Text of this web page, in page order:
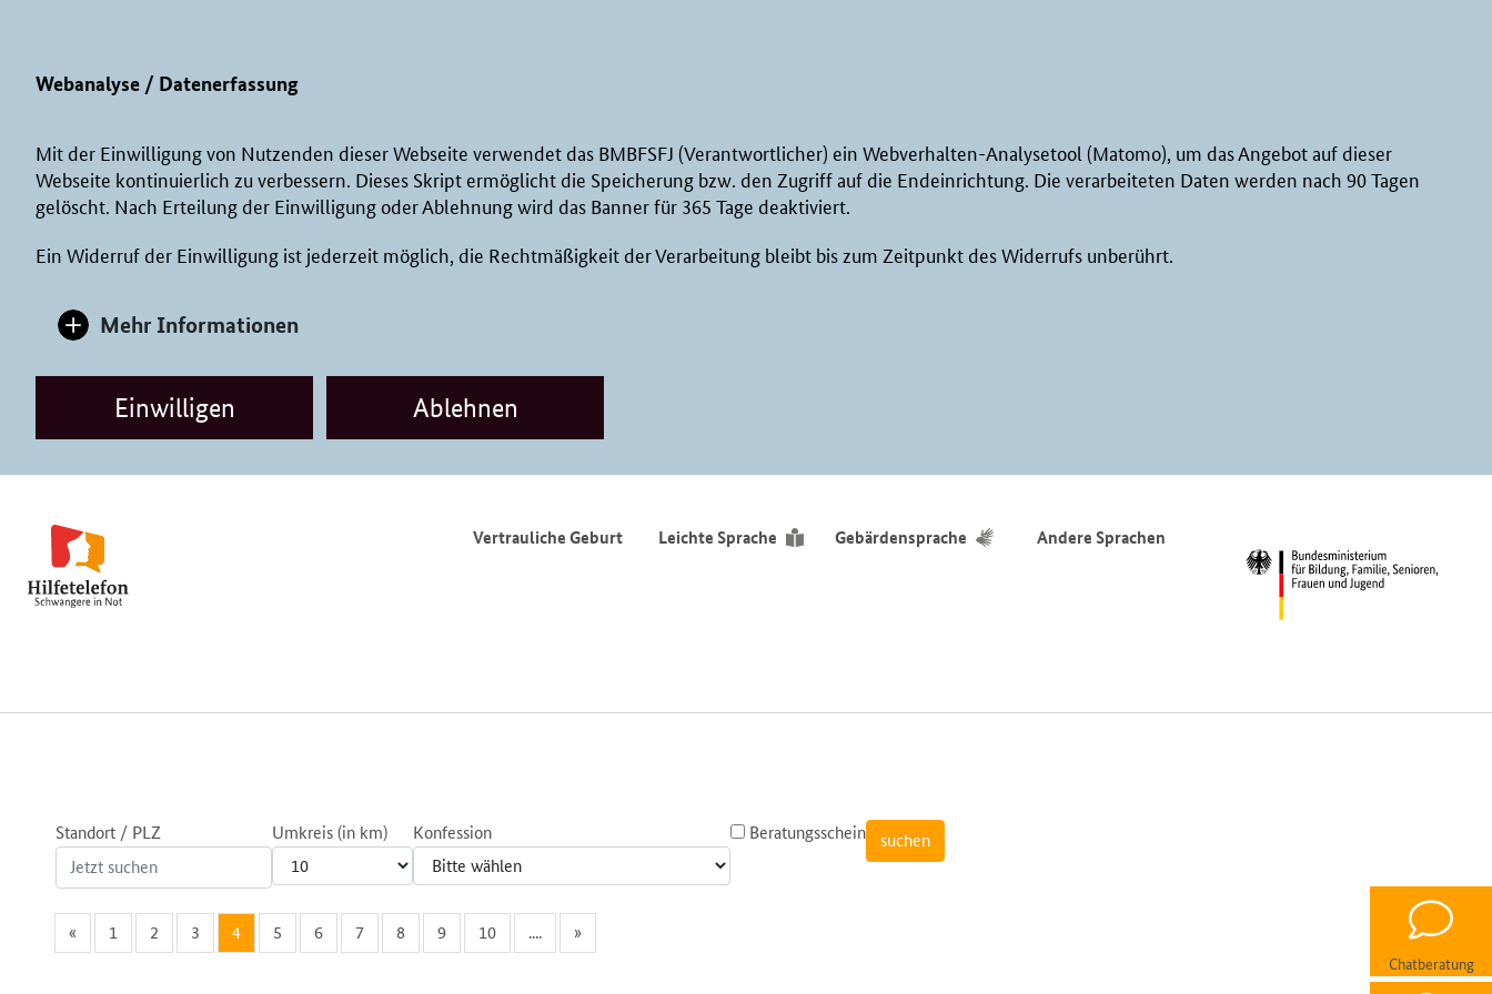
Webanalyse / Datenerfassung
Mit der Einwilligung von Nutzenden dieser Webseite verwendet das BMBFSFJ (Verantwortlicher) ein Webverhalten-Analysetool (Matomo), um das Angebot auf dieser
Webseite kontinuierlich zu verbessern. Dieses Skript ermöglicht die Speicherung bzw. den Zugriff auf die Endeinrichtung. Die verarbeiteten Daten werden nach 90 Tagen
gelöscht. Nach Erteilung der Einwilligung oder Ablehnung wird das Banner für 365 Tage deaktiviert.
Ein Widerruf der Einwilligung ist jederzeit möglich, die Rechtmäßigkeit der Verarbeitung bleibt bis zum Zeitpunkt des Widerrufs unberührt.
Mehr Informationen
Einwilligen Ablehnen
Vertrauliche Geburt Leichte Sprache Gebärdensprache Andere Sprachen
Chatberatung
Standort / PLZ Umkreis (in km) Konfession Beratungsschein
« 1 2 3 4 5 6 7 8 9 10 .... »